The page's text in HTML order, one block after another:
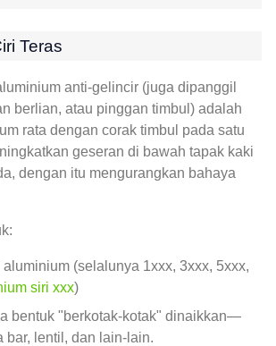
Teras
anti-gelincir (juga dipanggil
berlian, atau pinggan timbul) adalah
rata dengan corak timbul pada satu
geseran di bawah tapak kaki
dengan itu mengurangkan bahaya
aluminium (selalunya 1xxx, 3xxx, 5xxx,
siri xxx)
bentuk "berkotak-kotak" dinaikkan—
bar, lentil, dan lain-lain.